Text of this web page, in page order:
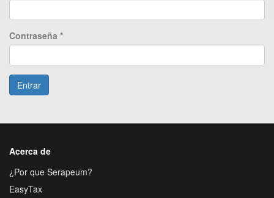
Contraseña *
Entrar
Acerca de
¿Por que Serapeum?
EasyTax